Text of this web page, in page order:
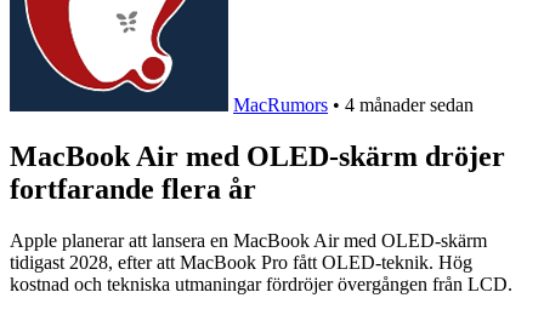
MacRumors • 4 månader sedan
MacBook Air med OLED-skärm dröjer
fortfarande flera år
Apple planerar att lansera en MacBook Air med OLED-skärm
tidigast 2028, efter att MacBook Pro fått OLED-teknik. Hög
kostnad och tekniska utmaningar fördröjer övergången från LCD.